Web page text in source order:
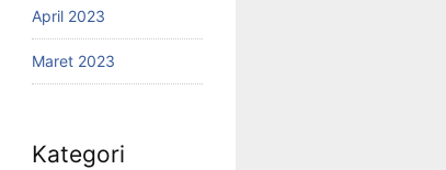
April 2023
Maret 2023
Kategori